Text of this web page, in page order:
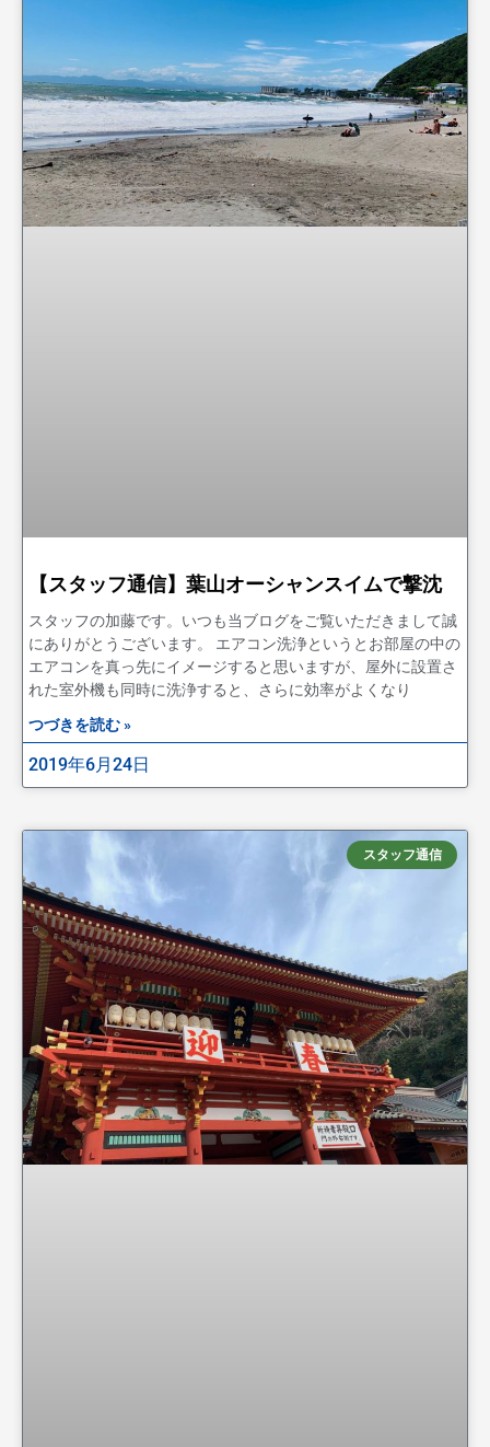
【スタッフ通信】葉山オーシャンスイムで撃沈
スタッフの加藤です。いつも当ブログをご覧いただきまして誠
にありがとうございます。 エアコン洗浄というとお部屋の中の
エアコンを真っ先にイメージすると思いますが、屋外に設置さ
れた室外機も同時に洗浄すると、さらに効率がよくなり
つづきを読む »
2019年6月24日
スタッフ通信